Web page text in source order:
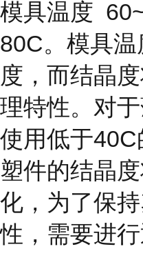
模具温度
80C。模具
度，而结晶度
理特性。对
使用低于40C
塑件的结晶
化，为了保
性，需要进行